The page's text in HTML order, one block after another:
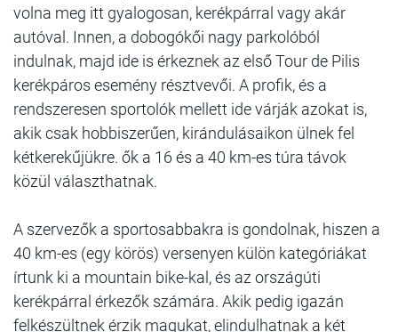
volna meg itt gyalogosan, kerékpárral vagy akár
autóval. Innen, a dobogókői nagy parkolóból
indulnak, majd ide is érkeznek az első Tour de Pilis
kerékpáros esemény résztvevői. A profik, és a
rendszeresen sportolók mellett ide várják azokat is,
akik csak hobbiszerűen, kirándulásaikon ülnek fel
kétkerekűjükre. ők a 16 és a 40 km-es túra távok
közül választhatnak.
A szervezők a sportosabbakra is gondolnak, hiszen a
40 km-es (egy körös) versenyen külön kategóriákat
írtunk ki a mountain bike-kal, és az országúti
kerékpárral érkezők számára. Akik pedig igazán
felkészültnek érzik magukat, elindulhatnak a két